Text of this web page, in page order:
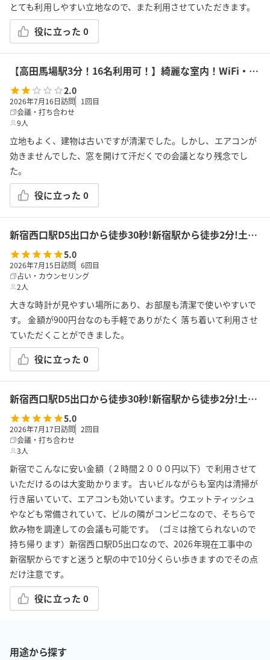
とても利用しやすい立地なので、また利用させていただきます。
役に立った 0
【高田馬場駅3分！16名利用可！】綺麗な室内！WiFi・プロジェクター・ホワイトボード全て無料！ふれあい貸し会議室 高田馬場D
2.0
2026年7月16日訪問 1 回目
会議・打ち合わせ
9人
立地もよく、建物は古いですが清潔でした。しかし、エアコンが
効きませんでした、窓を開けて汗だくでの会議となり残念でし
た。
役に立った 0
新宿西口駅D5出口から徒歩30秒!新宿駅から徒歩2分!土足OK!飲食持込可!会議/ボドゲ/推し活/女子会/サロン/控室などで利用可能!貸会議室KS2新宿★
5.0
2026年7月15日訪問 6回目
占い・カウンセリング
2人
大きな時計が見やすい場所にあり、お部屋も清潔で使いやすいで
す。 金額が900円台なのも手軽でありがたく 落ち着いて利用させ
ていただくことができました。
役に立った 0
新宿西口駅D5出口から徒歩30秒!新宿駅から徒歩2分!土足OK!飲食持込可!会議/ボドゲ/推し活/女子会/サロン/控室などで利用可能!貸会議室KS2新宿★
5.0
2026年7月17日訪問 2回目
会議・打ち合わせ
3人
新宿でこんなに安い金額（２時間２０００円以下）で利用させて
いただけるのは大変助かります。 古いビルながらも室内は清掃が
行き届いていて、エアコンも効いています。ウエットティッシュ
やなども常備されていて、ビルの隣がコンビニなので、そちらで
飲み物を調達しての会議も可能です。（ゴミは捨てられないので
持ち帰ります）新宿西口駅D5出口なので、2026年現在工事中の
新宿駅からですと迷うと駅の中で10分くらい歩きますのでその点
だけ注意です。
役に立った 0
用途から探す